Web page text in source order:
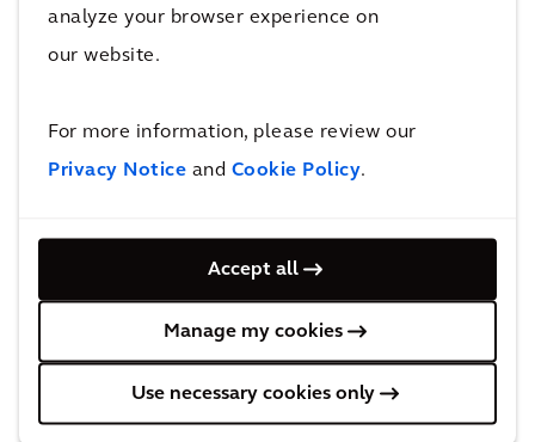
analyze your browser experience on
our website.
For more information, please review our
Privacy Notice and Cookie Policy.
Accept all
Manage my cookies
Use necessary cookies only
iniciativa global para promover a
oportunidade de se conectarem com uma
comunidade de apoio.